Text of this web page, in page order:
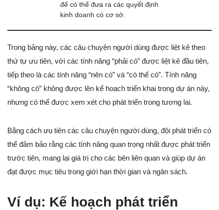
để có thể đưa ra các quyết định
kinh doanh có cơ sở.
Trong bảng này, các câu chuyện người dùng được liệt kê theo
thứ tự ưu tiên, với các tính năng “phải có” được liệt kê đầu tiên,
tiếp theo là các tính năng “nên có” và “có thể có”. Tính năng
“không có” không được lên kế hoạch triển khai trong dự án này,
nhưng có thể được xem xét cho phát triển trong tương lai.
Bằng cách ưu tiên các câu chuyện người dùng, đội phát triển có
thể đảm bảo rằng các tính năng quan trọng nhất được phát triển
trước tiên, mang lại giá trị cho các bên liên quan và giúp dự án
đạt được mục tiêu trong giới hạn thời gian và ngân sách.
Ví dụ: Kế hoạch phát triển